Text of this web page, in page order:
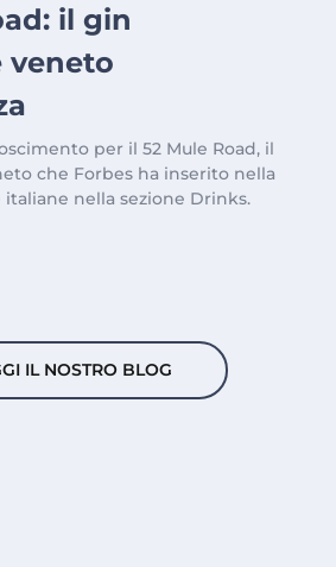
il gin
veneto
per il 52 Mule Road, il
che Forbes ha inserito nella
italiane nella sezione Drinks.
IL NOSTRO BLOG